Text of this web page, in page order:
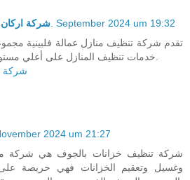
شركة اركان 19. September 2024 um 19:32
تقدم شركة تنظيف منازل عمالة فلبينية
شركة
2024 um 21:27
شركة تنظيف خزانات بالجوف هي شركة
وغسيل وتعقيم الخزانات فهي حريصة